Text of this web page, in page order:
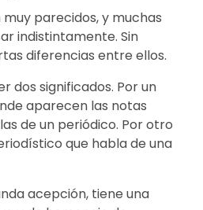
parecidos, y muchas
indistintamente. Sin
diferencias entre ellos.
dos significados. Por un
aparecen las notas
de un periódico. Por otro
que habla de una
acepción, tiene una